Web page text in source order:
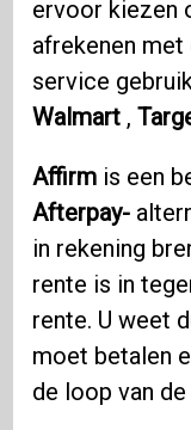
ervoor kiezen
afrekenen
service
Walmart ,
Affirm is een
Afterpay-
in rekening
rente is in
rente. U weet
moet betalen
de loop van